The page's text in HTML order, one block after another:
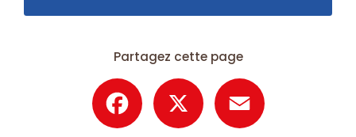
Partagez cette page
Facebook